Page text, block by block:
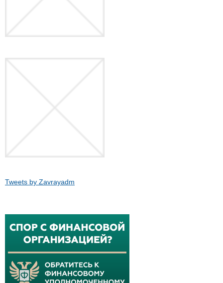
Tweets by Zavrayadm